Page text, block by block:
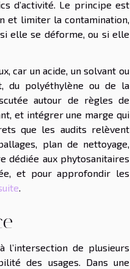
d’activité. Le principe est
et limiter la contamination,
elle se déforme, ou si elle
car un acide, un solvant ou
du polyéthylène ou de la
autour de règles de
et intégrer une marge qui
que les audits relèvent
plan de nettoyage,
dédiée aux phytosanitaires
et pour approfondir les
.
l’intersection de plusieurs
des usages. Dans une